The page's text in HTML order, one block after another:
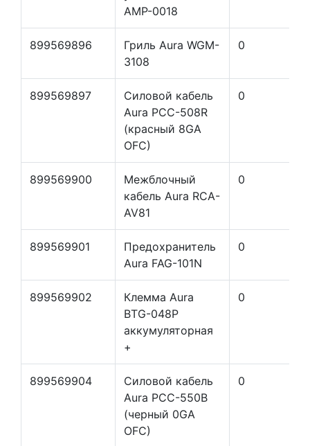
AMP-0018
899569896
Гриль Aura WGM-
3108
0
899569897
Силовой кабель
Aura PCC-508R
(красный 8GA
OFC)
0
899569900
Межблочный
кабель Aura RCA-
AV81
0
899569901
Предохранитель
Aura FAG-101N
0
899569902
Клемма Aura
BTG-048P
аккумуляторная
+
0
899569904
Силовой кабель
Aura PCC-550B
(черный 0GA
OFC)
0